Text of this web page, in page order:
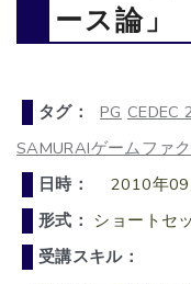
ース論」
タグ： PG CEDEC
SAMURAIゲームファ
日時：
2010年
形式： ショートセ
受講スキル：